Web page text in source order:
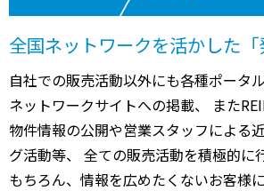
全国ネットワークを活かした「
自社での販売活動以外にも各種ポータ
ネットワークサイトへの掲載、 また
物件情報の公開や営業スタッフによる
グ活動等、 全ての販売活動を積極的に
もちろん、情報を広めたくないお客様